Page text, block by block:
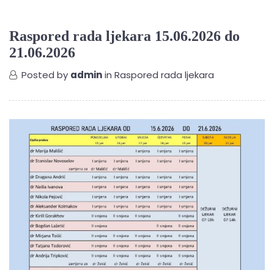
Raspored rada ljekara 15.06.2026 do
21.06.2026
Posted by adminin Raspored rada ljekara